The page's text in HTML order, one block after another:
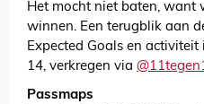
Het mocht niet baten, want
winnen. Een terugblik aan
Expected Goals en
14, verkregen via
Passmaps